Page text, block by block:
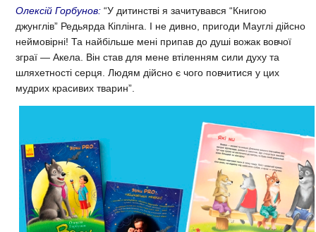
Олексій Горбунов: “У дитинстві я зачитувався “Книгою
джунглів” Редьярда Кіплінга. І не дивно, пригоди Мауглі дійсно
неймовірні! Та найбільше мені припав до душі вожак вовчої
зграї — Акела. Він став для мене втіленням сили духу та
шляхетності серця. Людям дійсно є чого повчитися у цих
мудрих красивих тварин”.